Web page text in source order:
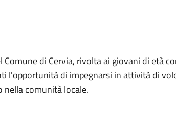
di Cervia, rivolta ai giovani di età
l'opportunità di impegnarsi in attività di
comunità locale.